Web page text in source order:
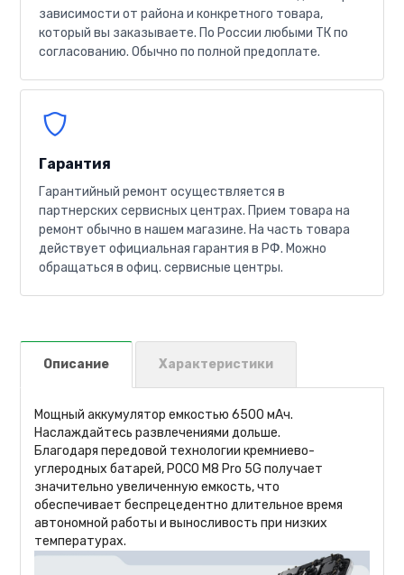
зависимости от района и конкретного товара,
который вы заказываете. По России любыми ТК по
согласованию. Обычно по полной предоплате.
Гарантия
Гарантийный ремонт осуществляется в
партнерских сервисных центрах. Прием товара на
ремонт обычно в нашем магазине. На часть товара
действует официальная гарантия в РФ. Можно
обращаться в офиц. сервисные центры.
Описание Характеристики
Мощный аккумулятор емкостью 6500 мАч.
Наслаждайтесь развлечениями дольше.
Благодаря передовой технологии кремниево-
углеродных батарей, POCO M8 Pro 5G получает
значительно увеличенную емкость, что
обеспечивает беспрецедентно длительное время
автономной работы и выносливость при низких
температурах.